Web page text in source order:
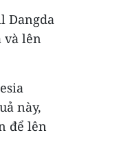
Dangda
và lên
này,
để lên